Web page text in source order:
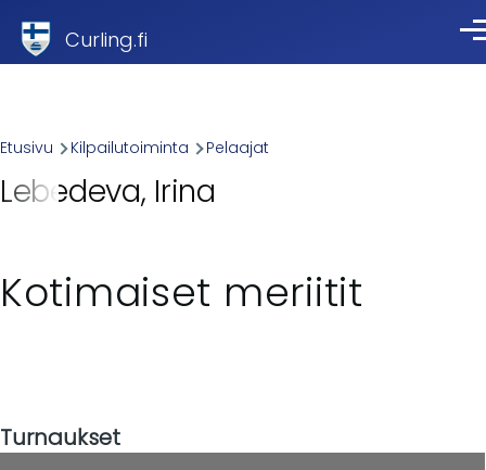
Curling.fi
Breadcrumb
Etusivu Kilpailutoiminta Pelaajat
Lebedeva, Irina
Kotimaiset meriitit
Turnaukset